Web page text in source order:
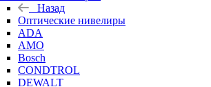
Назад
Оптические нивелиры
ADA
AMO
Bosch
CONDTROL
DEWALT